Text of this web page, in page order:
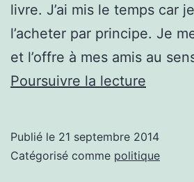
livre. J’ai mis le temps car
l’acheter par principe. Je
et l’offre à mes amis au
Poursuivre la lecture
nous
Publié le 21 septembre 2014
Catégorisé comme politique